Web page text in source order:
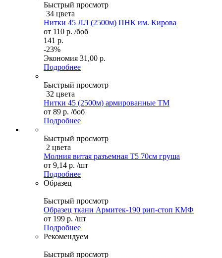
Быстрый просмотр
34 цвета
Нитки 45 ЛЛ (2500м) ПНК им. Кирова
от 110 р. /боб
141 р.
-23%
Экономия 31,00 р.
Подробнее
Быстрый просмотр
32 цвета
Нитки 45 (2500м) армированные ТМ
от 89 р. /боб
Подробнее
Быстрый просмотр
2 цвета
Молния витая разъемная Т5 70см груша
от 9,14 р. /шт
Подробнее
Образец
Быстрый просмотр
Образец ткани Армитек-190 рип-стоп КМФ
от 199 р. /шт
Подробнее
Рекомендуем
Быстрый просмотр